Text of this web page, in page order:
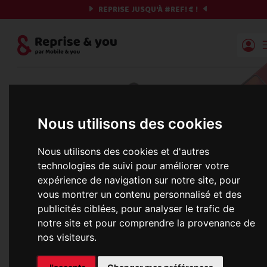
Nous utilisons des cookies
Nous utilisons des cookies et d'autres
technologies de suivi pour améliorer votre
expérience de navigation sur notre site, pour
vous montrer un contenu personnalisé et des
publicités ciblées, pour analyser le trafic de
notre site et pour comprendre la provenance de
nos visiteurs.
REPRISE JUSQU'À #REF!€ !
Reprise | Mobile & you
Préparez votre chrono et vos informations,
c'est parti !
Nous récupérons les meilleures
Une erreur est survenue :